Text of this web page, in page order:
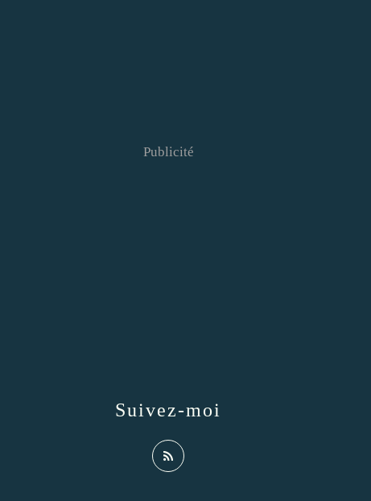
Suivez-moi
Publicité